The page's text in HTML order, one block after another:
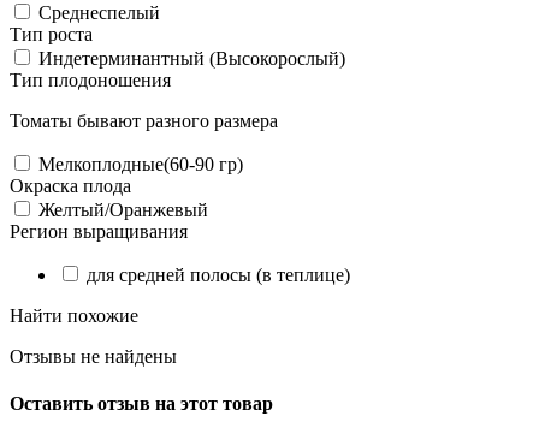
Среднеспелый
Тип роста
Индетерминантный (Высокорослый)
Тип плодоношения
Томаты бывают разного размера
Мелкоплодные(60-90 гр)
Окраска плода
Желтый/Оранжевый
Регион выращивания
для средней полосы (в теплице)
Найти похожие
Отзывы не найдены
Оставить отзыв на этот товар